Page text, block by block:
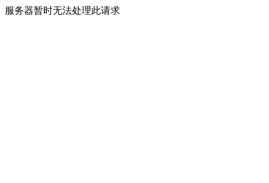
服务器暂时无法处理此请求